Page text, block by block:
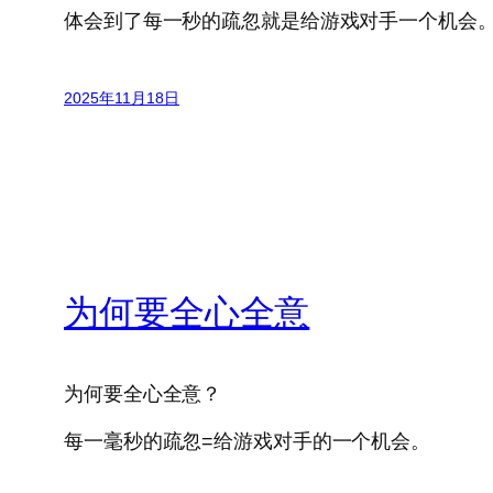
体会到了每一秒的疏忽就是给游戏对手一个机会
2025年11月18日
为何要全心全意
为何要全心全意？
每一毫秒的疏忽=给游戏对手的一个机会。